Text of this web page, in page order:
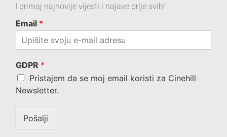
I primaj najnovije vijesti i najave prije svih!
Email *
GDPR *
Pristajem da se moj email koristi za Cinehill
Newsletter.
Pošalji